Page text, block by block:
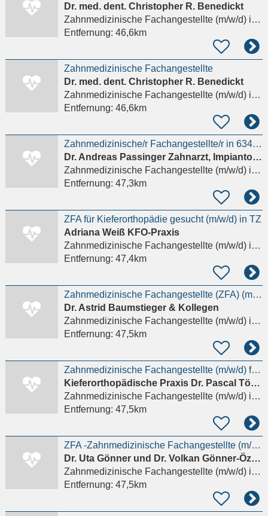
Dr. med. dent. Christopher R. Benedickt
Zahnmedizinische Fachangestellte (m/w/d)in Frankfurt am Main
Entfernung: 46,6km
Zahnmedizinische Fachangestellte
Dr. med. dent. Christopher R. Benedickt
Zahnmedizinische Fachangestellte (m/w/d)in Frankfurt am Main
Entfernung: 46,6km
Zahnmedizinische/r Fachangestellte/r in 63477 Maintal
Dr. Andreas Passinger Zahnarzt, Impiantologie/Parodontologie
Zahnmedizinische Fachangestellte (m/w/d)in Maintal, Dörnigheim
Entfernung: 47,3km
ZFA für Kieferorthopädie gesucht (m/w/d) in TZ
Adriana Weiß KFO-Praxis
Zahnmedizinische Fachangestellte (m/w/d)in Frankfurt am Main
Entfernung: 47,4km
Zahnmedizinische Fachangestellte (ZFA) (m/w/d) - Wertschätzung und sehr gutes Gehalt in Kronberg
Dr. Astrid Baumstieger & Kollegen
Zahnmedizinische Fachangestellte (m/w/d)in Kronberg im Taunus
Entfernung: 47,5km
Zahnmedizinische Fachangestellte (m/w/d) für die KFO-Abrechnung in Teilzeit gesucht!
Kieferorthopädische Praxis Dr. Pascal Töpfer & Kollegen
Zahnmedizinische Fachangestellte (m/w/d)in Hanau
Entfernung: 47,5km
ZFA -Zahnmedizinische Fachangestellte (m/w/d)- KFO vollzeit
Dr. Uta Gönner und Dr. Volkan Gönner-Özkan GbR
Zahnmedizinische Fachangestellte (m/w/d)in Kronberg im Taunus
Entfernung: 47,5km